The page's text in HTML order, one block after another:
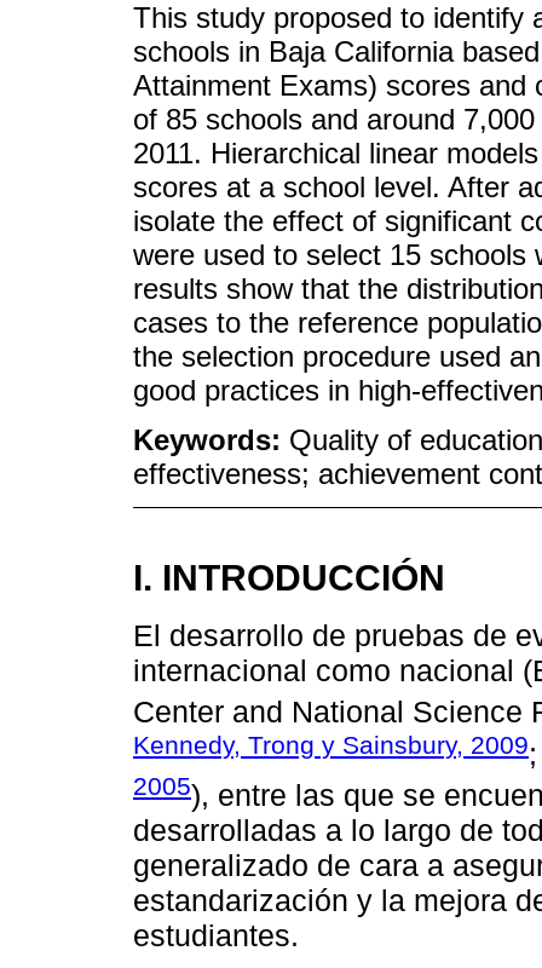
This study proposed to identify
schools in Baja California
Attainment Exams) scores and
of 85 schools and around
2011. Hierarchical linear
scores at a school level. After
isolate the effect of significant
were used to select 15 schools
results show that the
cases to the reference
the selection procedure used
good practices in high-
Keywords: Quality of
effectiveness; achievement
I. INTRODUCCIÓN
El desarrollo de pruebas de
internacional como nacional
Center and National Science
Kennedy, Trong y Sainsbury, 2009
2005), entre las que se
desarrolladas a lo largo de
generalizado de cara a
estandarización y la mejora
estudiantes.